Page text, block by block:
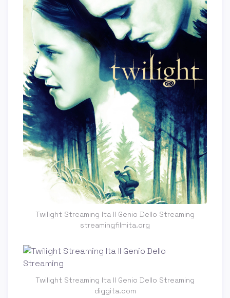
Twilight Streaming Ita Il Genio Dello Streaming
streamingfilmita.org
Twilight Streaming Ita Il Genio Dello Streaming
diggita.com